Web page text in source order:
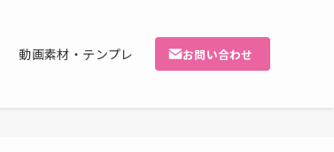
動画素材・テンプレ お問い合わせ